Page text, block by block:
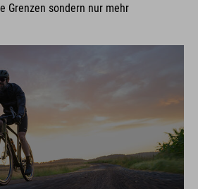
Grenzen sondern nur mehr